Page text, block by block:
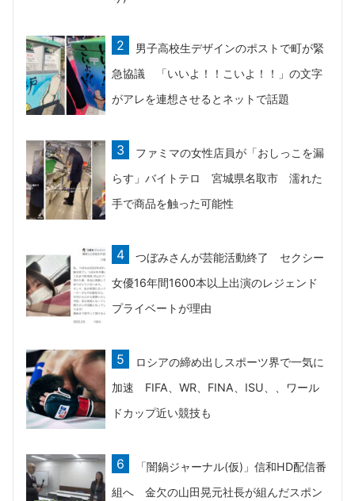
男子高校生デザインのポストで町が緊
急協議 「いいよ！！こいよ！！」の文字
がアレを連想させるとネットで話題
ファミマの女性店員が「おしっこを漏
らす」バイトテロ 宮城県名取市 濡れた
手で商品を触った可能性
つぼみさんが芸能活動終了 セクシー
女優16年間1600本以上出演のレジェンド
プライベートが理由
ロシアの締め出しスポーツ界で一気に
加速 FIFA、WR、FINA、ISU、、ワール
ドカップ近い競技も
「闇鍋ジャーナル(仮)」信和HD配信番
組へ 金欠の山田晃元社長が組んだスポン